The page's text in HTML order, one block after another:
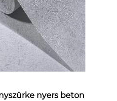
nyers beton